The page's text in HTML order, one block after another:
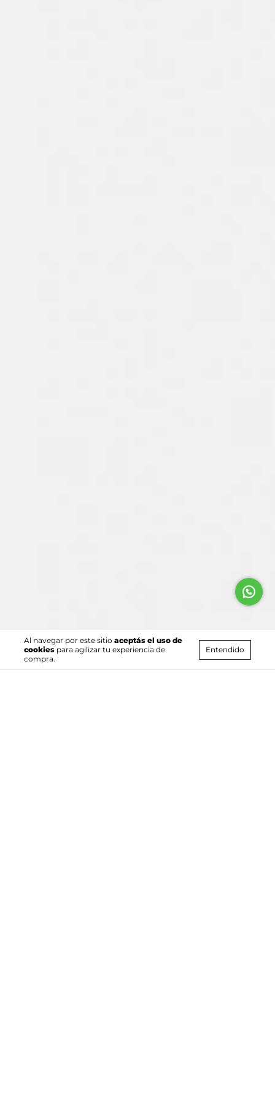
Al navegar por este sitio aceptás el uso de
cookies para agilizar tu experiencia de
compra.
Entendido